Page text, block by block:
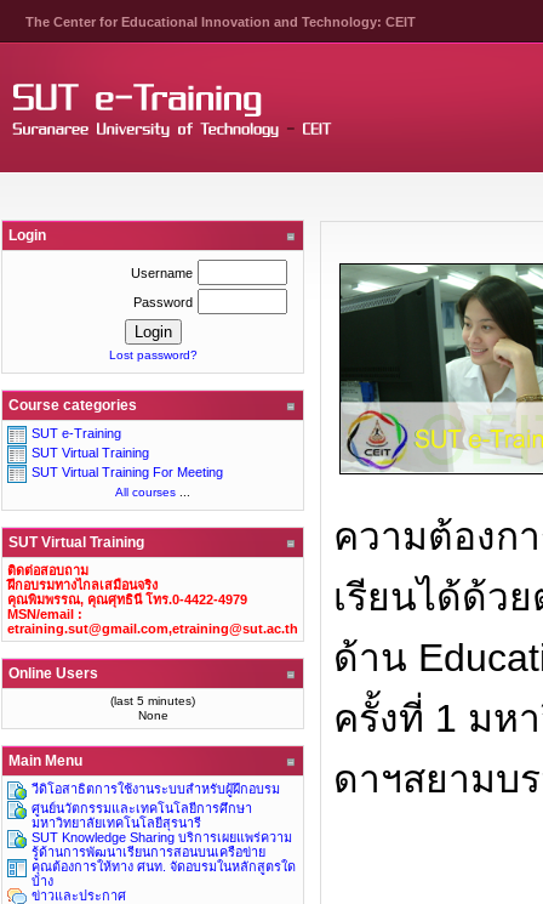
The Center for Educational Innovation and Technology: CEIT
Login
Username
Password
Lost password?
Course categories
SUT e-Training
SUT Virtual Training
SUT Virtual Training For Meeting
All courses
SUT Virtual Training
ติดต่อสอบถาม
ฝึกอบรมทางไกลเสมือนจริง
คุณพิมพรรณ, คุณศุทธินี โทร.0-4422-4979
MSN/email :
etraining.sut@gmail.com,etraining@sut.ac.th
Online Users
(last 5 minutes)
None
Main Menu
วีดิโอสาธิตการใช้งานระบบสำหรับผู้ฝึกอบรม
ศูนย์นวัตกรรมและเทคโนโลยีการศึกษา
มหาวิทยาลัยเทคโนโลยีสุรนารี
SUT Knowledge Sharing บริการเผยแพร่ความ
รู้ด้านการพัฒนาเรียนการสอนบนเครือข่าย
คุณต้องการให้ทาง ศนท. จัดอบรมในหลักสูตรใด
บ้าง
ข่าวและประกาศ
ความต้องก
เรียนได้ด้ว
ด้าน
ครั้งที่ 1 มห
ดาฯสยามบ